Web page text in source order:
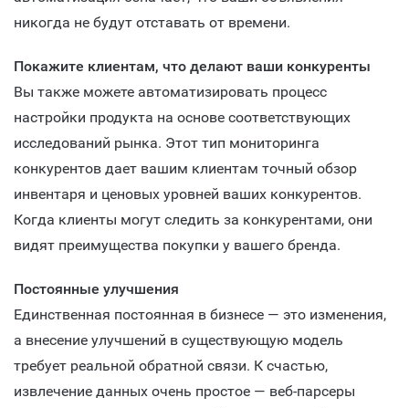
никогда не будут отставать от времени.
Покажите клиентам, что делают ваши конкуренты
Вы также можете автоматизировать процесс
настройки продукта на основе соответствующих
исследований рынка. Этот тип мониторинга
конкурентов дает вашим клиентам точный обзор
инвентаря и ценовых уровней ваших конкурентов.
Когда клиенты могут следить за конкурентами, они
видят преимущества покупки у вашего бренда.
Постоянные улучшения
Единственная постоянная в бизнесе — это изменения,
а внесение улучшений в существующую модель
требует реальной обратной связи. К счастью,
извлечение данных очень простое — веб-парсеры